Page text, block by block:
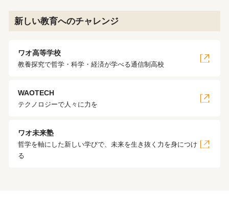
新しい教育へのチャレンジ
ワオ高等学校
教養探究で哲学・科学・経済が学べる通信制高校
WAOTECH
テクノロジーで人々に力を
ワオ未来塾
哲学を軸にした新しい学びで、未来を生き抜く力を身につけ
る